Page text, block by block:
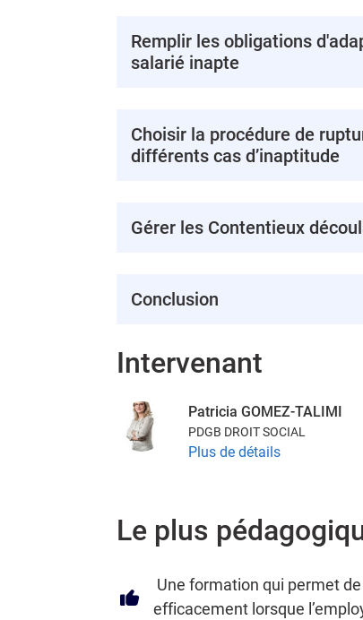
Remplir les obligations
salarié inapte
Choisir la procédure de
différents cas d’inaptitude
Gérer les Contentieux
Conclusion
Intervenant
Patricia GOMEZ-TALIMI
PDGB DROIT SOCIAL
Plus de détails
Le plus
Une formation qui permet
efficacement lorsque